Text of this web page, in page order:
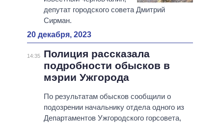
депутат городского совета Дмитрий
Сирман.
20 декабря, 2023
14:35
Полиция рассказала
подробности обысков в
мэрии Ужгорода
По результатам обысков сообщили о
подозрении начальнику отдела одного из
Департаментов Ужгородского горсовета,